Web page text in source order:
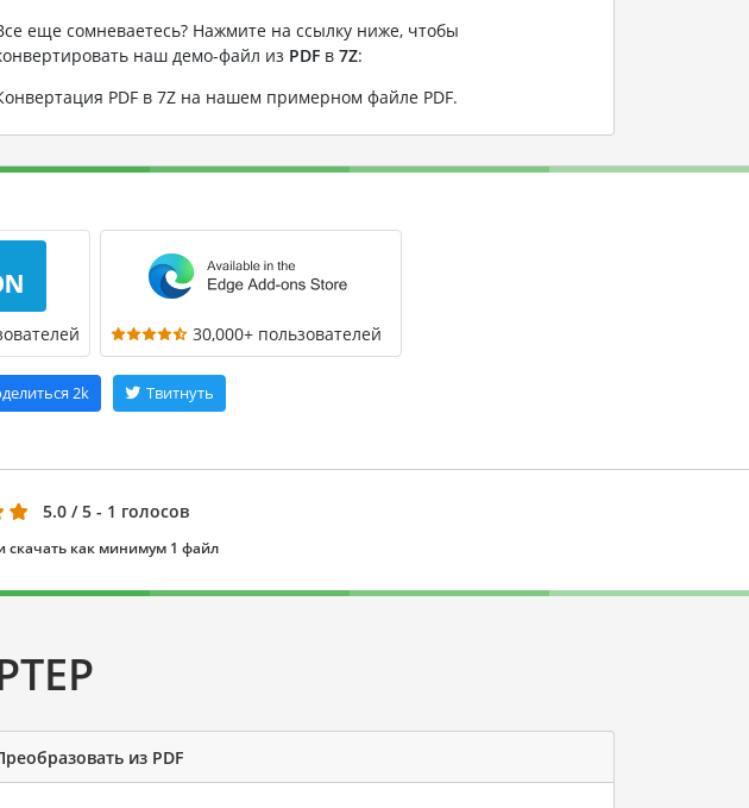
еще сомневаетесь? Нажмите на ссылку ниже, чтобы
наш демо-файл из PDF в 7Z:
PDF в 7Z на нашем примерном файле PDF.
30,000+ пользователей
2k Твитнуть
5.0 / 5 - 1 голосов
скачать как минимум 1 файл
из PDF